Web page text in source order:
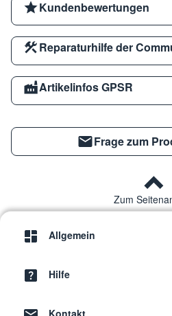
Kundenbewertungen
Reparaturhilfe der
Artikelinfos GPSR
Frage zum
Zum
Allgemein
Hilfe